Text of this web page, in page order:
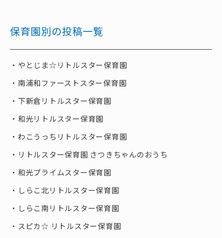
保育園別の投稿一覧
やとじま☆リトルスター保育園
南浦和ファーストスター保育園
下新倉リトルスター保育園
和光リトルスター保育園
わこうっちリトルスター保育園
リトルスター保育園 さつきちゃんのおうち
和光プライムスター保育園
しらこ北リトルスター保育園
しらこ南リトルスター保育園
スピカ☆ リトルスター保育園